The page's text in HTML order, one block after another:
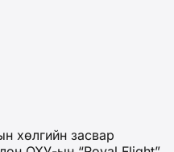
хөлгийн засвар